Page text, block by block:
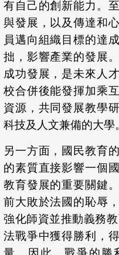
有自己的創新能力。
與發展，以及傳達和
員邁向組織目標的達
拙，影響產業的發展
成功發展，是未來人
校合併後能發揮加乘
資源，共同發展教學
科技及人文兼備的大學
另一方面，國民教育
的素質直接影響一個
教育發展的重要關鍵
前大敗於法國的恥辱
強化師資並推動義務
法戰爭中獲得勝利，